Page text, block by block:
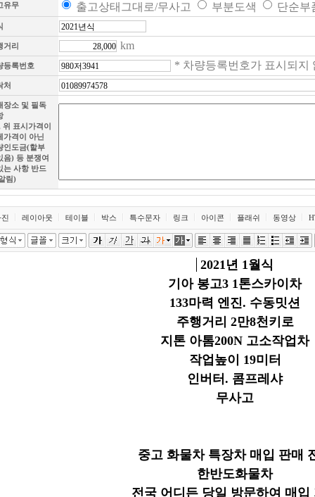
유무 출고상태그대로/무사고 부분도색 단순
거리 km
등록번호 * 차량등록번호가 표시되지
처
장소 및 필독
위 표시가격이
가격이 아닌
인도금(할부
음) 등 분쟁여
는 사항 반드
림)
레이아웃 테이블 박스 특수문자 링크 아이콘 플래쉬 동영상